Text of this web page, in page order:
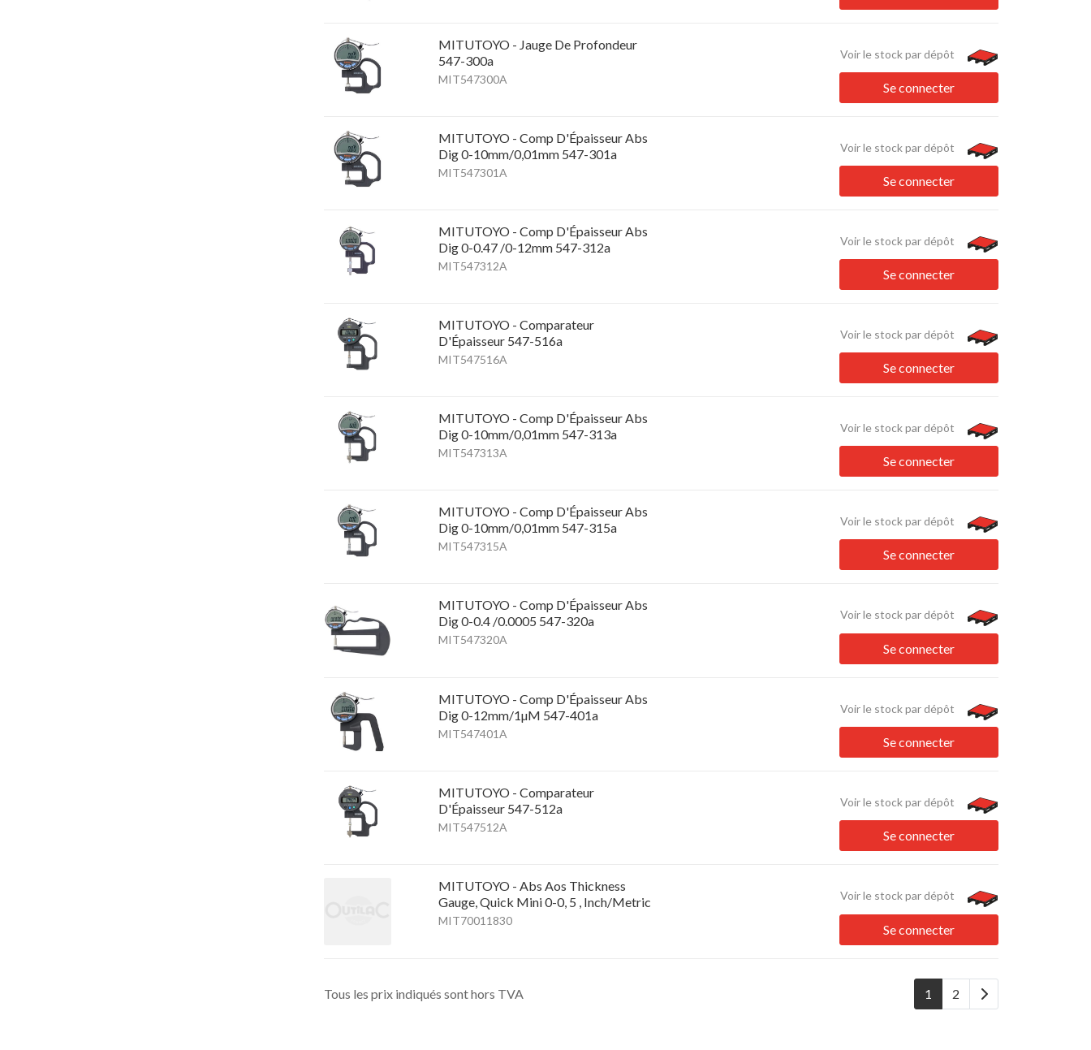
MITUTOYO - Jauge De Profondeur
547-300a
MIT547300A
Voir le stock par dépôt
Se connecter
MITUTOYO - Comp D'Épaisseur Abs
Dig 0-10mm/0,01mm 547-301a
MIT547301A
Voir le stock par dépôt
Se connecter
MITUTOYO - Comp D'Épaisseur Abs
Dig 0-0.47 /0-12mm 547-312a
MIT547312A
Voir le stock par dépôt
Se connecter
MITUTOYO - Comparateur
D'Épaisseur 547-516a
MIT547516A
Voir le stock par dépôt
Se connecter
MITUTOYO - Comp D'Épaisseur Abs
Dig 0-10mm/0,01mm 547-313a
MIT547313A
Voir le stock par dépôt
Se connecter
MITUTOYO - Comp D'Épaisseur Abs
Dig 0-10mm/0,01mm 547-315a
MIT547315A
Voir le stock par dépôt
Se connecter
MITUTOYO - Comp D'Épaisseur Abs
Dig 0-0.4 /0.0005 547-320a
MIT547320A
Voir le stock par dépôt
Se connecter
MITUTOYO - Comp D'Épaisseur Abs
Dig 0-12mm/1µM 547-401a
MIT547401A
Voir le stock par dépôt
Se connecter
MITUTOYO - Comparateur
D'Épaisseur 547-512a
MIT547512A
Voir le stock par dépôt
Se connecter
MITUTOYO - Abs Aos Thickness
Gauge, Quick Mini 0-0, 5 , Inch/Metric
MIT70011830
Voir le stock par dépôt
Se connecter
Tous les prix indiqués sont hors TVA 1 2